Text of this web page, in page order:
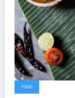
FOOD